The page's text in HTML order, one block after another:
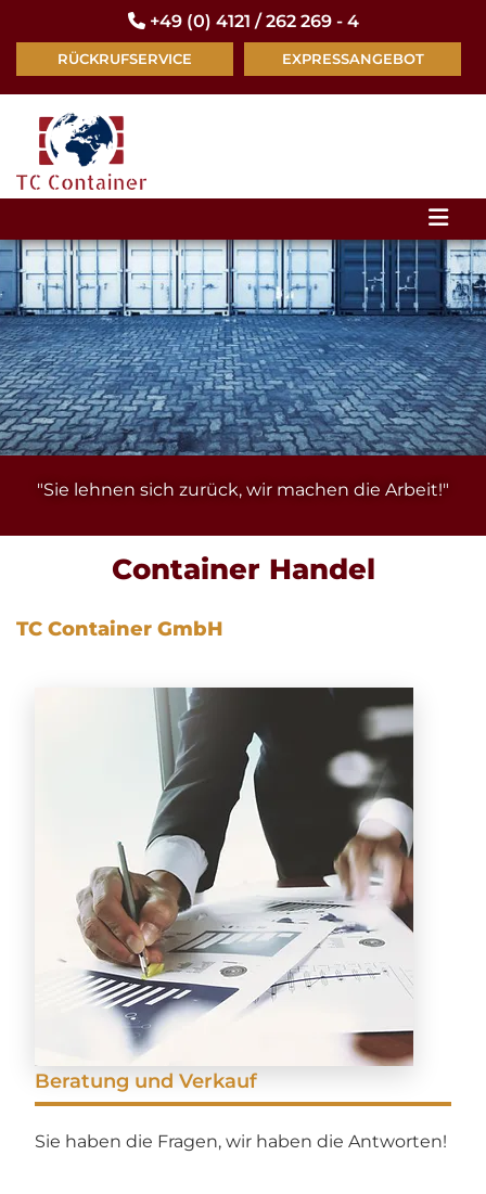
Zum Inhalt springen
 +49 (0) 4121 / 262 269 - 4
RÜCKRUFSERVICE EXPRESSANGEBOT
"Sie lehnen sich zurück, wir machen die Arbeit!"
Container Handel
TC Container GmbH
Beratung und Verkauf
Sie haben die Fragen, wir haben die Antworten!